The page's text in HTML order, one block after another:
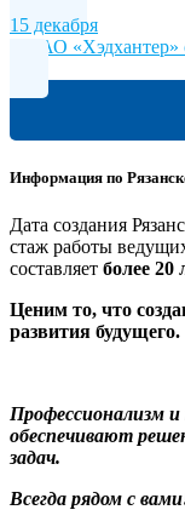
15 декабря
МКАО «Хэдхантер»
Информация по
Дата создания
стаж работы
составляет более 20
Ценим то, что
развития будущего.
Профессионализм
обеспечивают
задач.
Всегда рядом с